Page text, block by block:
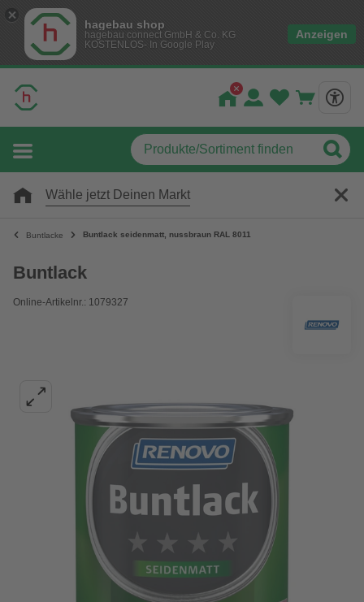
hagebau shop
hagebau connect GmbH & Co. KG
KOSTENLOS- In Google Play
Anzeigen
Wähle jetzt Deinen Markt
Buntlacke Buntlack seidenmatt, nussbraun RAL 8011
Buntlack
Online-Artikelnr.: 1079327